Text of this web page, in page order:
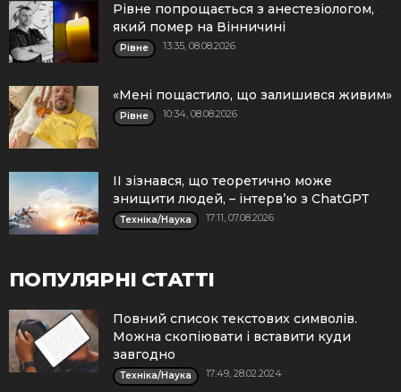
Рівне попрощається з анестезіологом,
який помер на Вінничині
Рівне 13:35, 08.08.2026
«Мені пощастило, що залишився живим»
Рівне 10:34, 08.08.2026
ІІ зізнався, що теоретично може
знищити людей, – інтерв’ю з ChatGPT
Техніка/Наука 17:11, 07.08.2026
ПОПУЛЯРНІ СТАТТІ
Повний список текстових символів.
Можна скопіювати і вставити куди
завгодно
Техніка/Наука 17:49, 28.02.2024